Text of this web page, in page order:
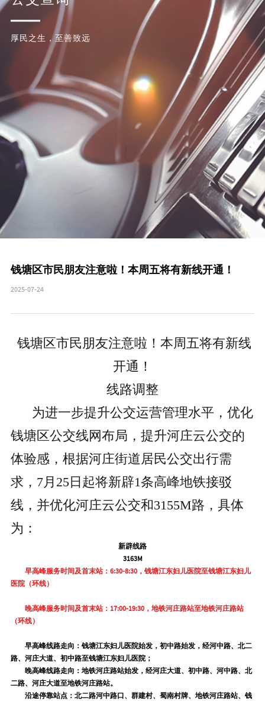
厚民之生，至善致远
钱塘区市民朋友注意啦！本周五将有新线开通！
2025-07-24
钱塘区市民朋友注意啦！本周五将有新线
开通！
线路调整
为进一步提升公交运营管理水平，优化
钱塘区公交线网布局，提升河庄云公交的
体验感，根据河庄街道居民公交出行需
求，7月25日起将新辟1条高峰地铁接驳
线，并优化河庄云公交和3155M路，具体
为：
新辟线路
3163M
早高峰服务时间及首末站：6:30-8:30，钱塘江东妇儿医院至钱塘江东妇儿
医院（环线）
晚高峰服务时间及首末站：17:00-19:30，地铁河庄路站至地铁河庄路站
（环线）
早高峰线路走向： 钱塘江东妇儿医院始发，初中路始发，经河中路、北二
路、河庄大道、初中路至钱塘江东妇儿医院；
晚高峰线路走向： 地铁河庄路站始发，经河庄大道、初中路、河中路、北
二路、河庄大道至地铁河庄路站。
沿途停靠站点： 北二路河中路口、群建村、蜀南村牌、地铁河庄路站、钱